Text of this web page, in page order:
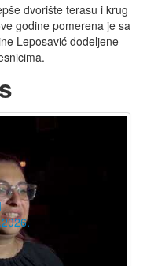
dvorište terasu i krug
godine pomerena je sa
Leposavić dodeljene